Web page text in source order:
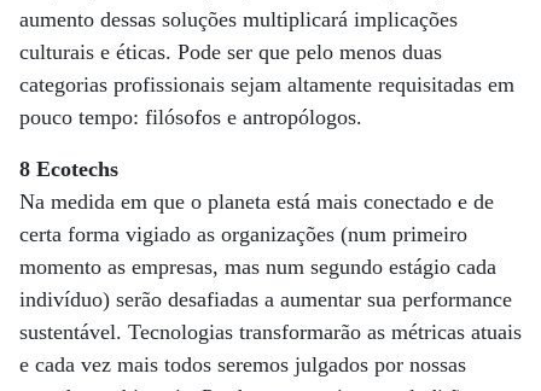
aumento dessas soluções multiplicará implicações
culturais e éticas. Pode ser que pelo menos duas
categorias profissionais sejam altamente requisitadas em
pouco tempo: filósofos e antropólogos.
8 Ecotechs
Na medida em que o planeta está mais conectado e de
certa forma vigiado as organizações (num primeiro
momento as empresas, mas num segundo estágio cada
indivíduo) serão desafiadas a aumentar sua performance
sustentável. Tecnologias transformarão as métricas atuais
e cada vez mais todos seremos julgados por nossas